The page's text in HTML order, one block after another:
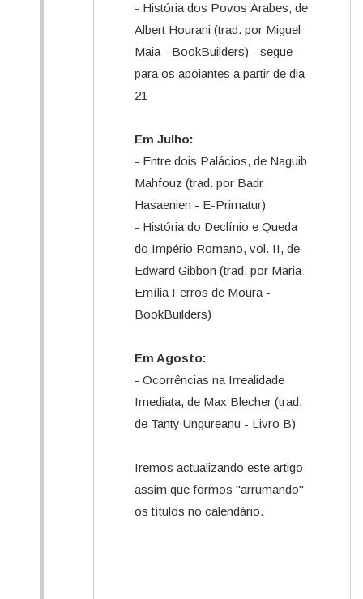
- História dos Povos Árabes, de
Albert Hourani (trad. por Miguel
Maia - BookBuilders) - segue
para os apoiantes a partir de dia
21
Em Julho:
- Entre dois Palácios, de Naguib
Mahfouz (trad. por Badr
Hasaenien - E-Primatur)
- História do Declínio e Queda
do Império Romano, vol. II, de
Edward Gibbon (trad. por Maria
Emília Ferros de Moura -
BookBuilders)
Em Agosto:
- Ocorrências na Irrealidade
Imediata, de Max Blecher (trad.
de Tanty Ungureanu - Livro B)
Iremos actualizando este artigo
assim que formos "arrumando"
os títulos no calendário.